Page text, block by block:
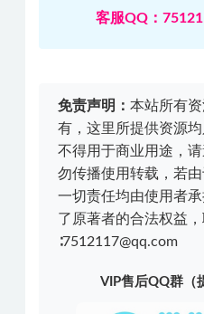
客服QQ：
免责声明： 本站所有
有，这里所提供资源
不得用于商业用途，
勿传播使用转载，若
一切责任均由使用者
了原著者的合法权益
∶7512117@qq.com
VIP售后QQ群（